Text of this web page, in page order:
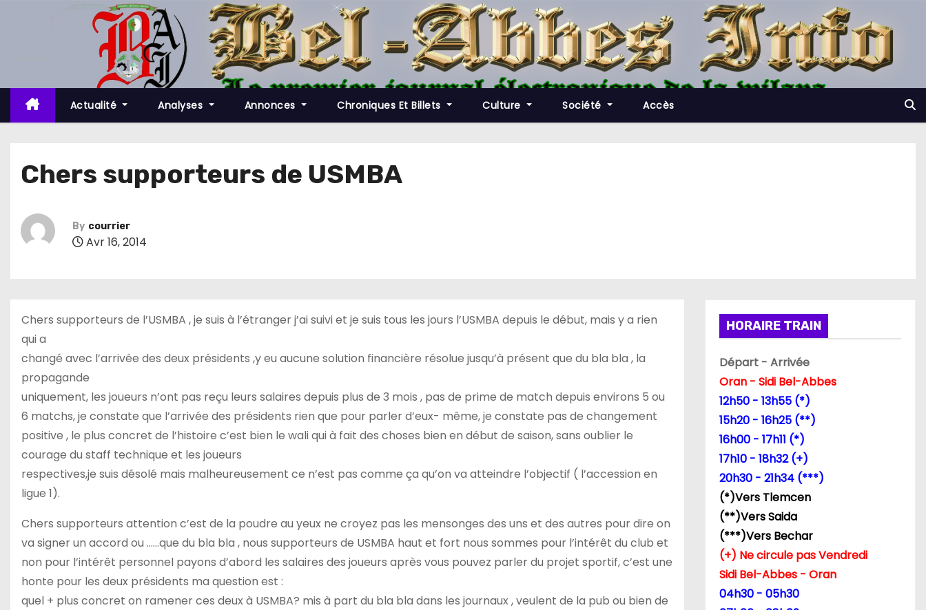
t
c
Actualité Analyses Annonces Chroniques Et Billets Culture Société Accès
Chers supporteurs de USMBA
By courrier
Avr 16, 2014
Chers supporteurs de l’USMBA , je suis à l’étranger j’ai suivi et je suis tous les jours l’USMBA depuis le début, mais y a rien
qui a
changé avec l’arrivée des deux présidents ,y eu aucune solution financière résolue jusqu’à présent que du bla bla , la
propagande
uniquement, les joueurs n’ont pas reçu leurs salaires depuis plus de 3 mois , pas de prime de match depuis environs 5 ou
6 matchs, je constate que l’arrivée des présidents rien que pour parler d’eux- même, je constate pas de changement
positive , le plus concret de l’histoire c’est bien le wali qui à fait des choses bien en début de saison, sans oublier le
courage du staff technique et les joueurs
respectives,je suis désolé mais malheureusement ce n’est pas comme ça qu’on va atteindre l’objectif ( l’accession en
ligue 1).
Chers supporteurs attention c’est de la poudre au yeux ne croyez pas les mensonges des uns et des autres pour dire on
va signer un accord ou ……que du bla bla , nous supporteurs de USMBA haut et fort nous sommes pour l’intérêt du club et
non pour l’intérêt personnel payons d’abord les salaires des joueurs après vous pouvez parler du projet sportif, c’est une
honte pour les deux présidents ma question est :
quel + plus concret on ramener ces deux à USMBA? mis à part du bla bla dans les journaux , veulent de la pub ou bien de
HORAIRE TRAIN
Départ - Arrivée
Oran - Sidi Bel-Abbes
12h50 - 13h55 (*)
15h20 - 16h25 (**)
16h00 - 17h11 (*)
17h10 - 18h32 (+)
20h30 - 21h34 (***)
(*)Vers Tlemcen
(**)Vers Saida
(***)Vers Bechar
(+) Ne circule pas Vendredi
Sidi Bel-Abbes - Oran
04h30 - 05h30